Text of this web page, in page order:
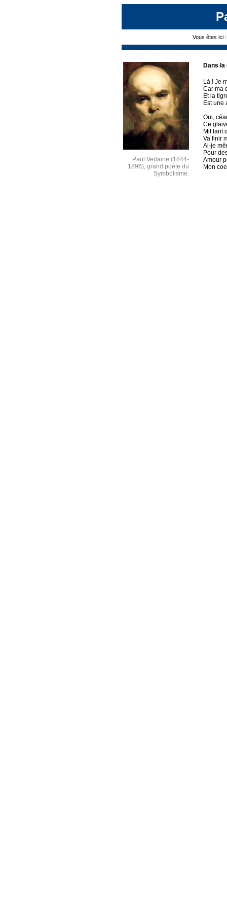
Vous êtes ici :
Paul Verlaine (1844-
1896), grand poète du
Symbolisme.
Dans
Là ! Je
Car ma
Et la
Est une
Oui,
Ce
Mit tant
Va finir
Ai-je
Pour
Amour
Mon